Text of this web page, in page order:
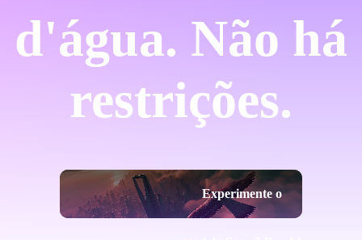
d'água. Não há
restrições.
Experimente o